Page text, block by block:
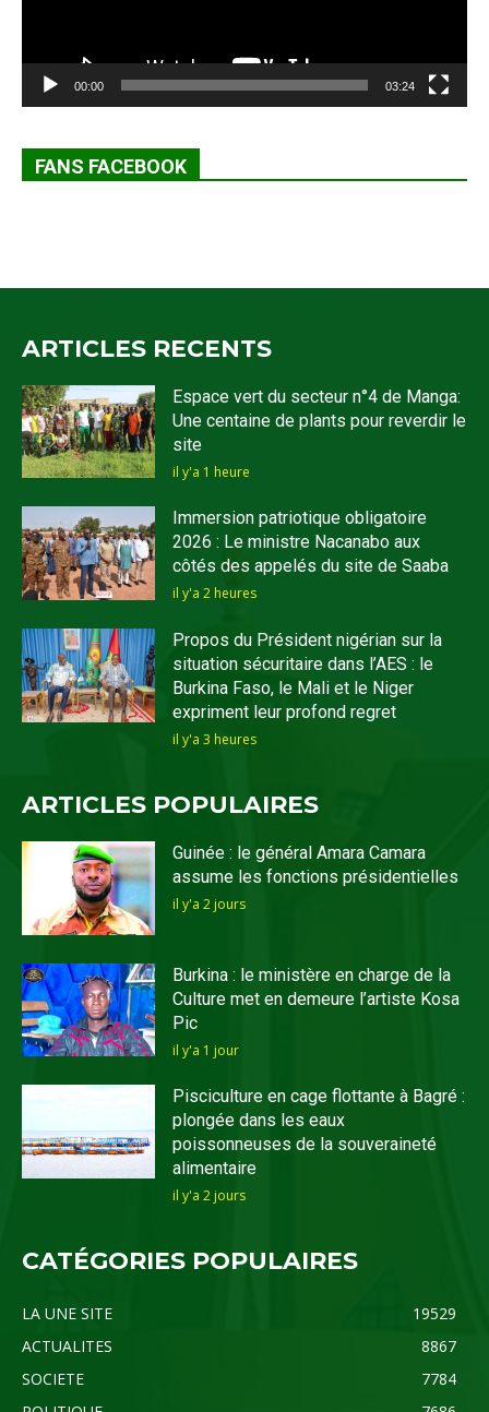
00:00 03:24
FANS FACEBOOK
ARTICLES RECENTS
Espace vert du secteur n°4 de Manga:
Une centaine de plants pour reverdir le
site
il y'a 1 heure
Immersion patriotique obligatoire
2026 : Le ministre Nacanabo aux
côtés des appelés du site de Saaba
il y'a 2 heures
Propos du Président nigérian sur la
situation sécuritaire dans l’AES : le
Burkina Faso, le Mali et le Niger
expriment leur profond regret
il y'a 3 heures
ARTICLES POPULAIRES
Guinée : le général Amara Camara
assume les fonctions présidentielles
il y'a 2 jours
Burkina : le ministère en charge de la
Culture met en demeure l’artiste Kosa
Pic
il y'a 1 jour
Pisciculture en cage flottante à Bagré :
plongée dans les eaux
poissonneuses de la souveraineté
alimentaire
il y'a 2 jours
CATÉGORIES POPULAIRES
LA UNE SITE
19529
ACTUALITES
8867
SOCIETE
7784